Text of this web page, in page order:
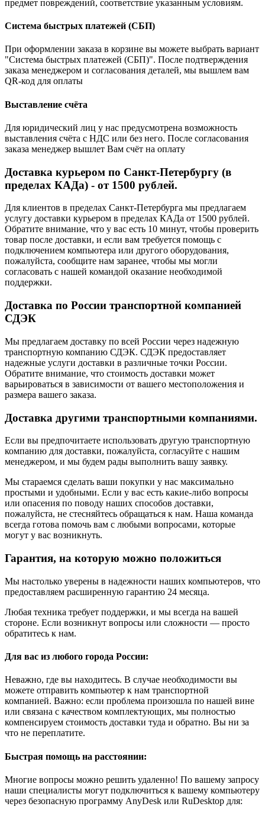
предмет повреждений, соответствие указанным условиям.
Система быстрых платежей (СБП)
При оформлении заказа в корзине вы можете выбрать вариант
"Система быстрых платежей (СБП)". После подтверждения
заказа менеджером и согласования деталей, мы вышлем вам
QR-код для оплаты
Выставление счёта
Для юридический лиц у нас предусмотрена возможность
выставления счёта с НДС или без него. После согласования
заказа менеджер вышлет Вам счёт на оплату
Доставка курьером по Санкт-Петербургу (в
пределах КАДа) - от 1500 рублей.
Для клиентов в пределах Санкт-Петербурга мы предлагаем
услугу доставки курьером в пределах КАДа от 1500 рублей.
Обратите внимание, что у вас есть 10 минут, чтобы проверить
товар после доставки, и если вам требуется помощь с
подключением компьютера или другого оборудования,
пожалуйста, сообщите нам заранее, чтобы мы могли
согласовать с нашей командой оказание необходимой
поддержки.
Доставка по России транспортной компанией
СДЭК
Мы предлагаем доставку по всей России через надежную
транспортную компанию СДЭК. СДЭК предоставляет
надежные услуги доставки в различные точки России.
Обратите внимание, что стоимость доставки может
варьироваться в зависимости от вашего местоположения и
размера вашего заказа.
Доставка другими транспортными компаниями.
Если вы предпочитаете использовать другую транспортную
компанию для доставки, пожалуйста, согласуйте с нашим
менеджером, и мы будем рады выполнить вашу заявку.
Мы стараемся сделать ваши покупки у нас максимально
простыми и удобными. Если у вас есть какие-либо вопросы
или опасения по поводу наших способов доставки,
пожалуйста, не стесняйтесь обращаться к нам. Наша команда
всегда готова помочь вам с любыми вопросами, которые
могут у вас возникнуть.
Гарантия, на которую можно положиться
Мы настолько уверены в надежности наших компьютеров, что
предоставляем расширенную гарантию 24 месяца.
Любая техника требует поддержки, и мы всегда на вашей
стороне. Если возникнут вопросы или сложности — просто
обратитесь к нам.
Для вас из любого города России:
Неважно, где вы находитесь. В случае необходимости вы
можете отправить компьютер к нам транспортной
компанией. Важно: если проблема произошла по нашей вине
или связана с качеством комплектующих, мы полностью
компенсируем стоимость доставки туда и обратно. Вы ни за
что не переплатите.
Быстрая помощь на расстоянии:
Многие вопросы можно решить удаленно! По вашему запросу
наши специалисты могут подключиться к вашему компьютеру
через безопасную программу AnyDesk или RuDesktop для: